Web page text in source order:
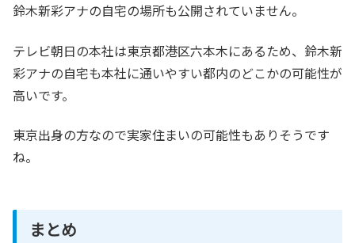
鈴木新彩アナの自宅の場所も公開されていません。
テレビ朝日の本社は東京都港区六本木にあるため、鈴木新
彩アナの自宅も本社に通いやすい都内のどこかの可能性が
高いです。
東京出身の方なので実家住まいの可能性もありそうです
ね。
まとめ